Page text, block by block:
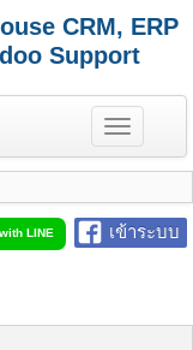
CRM, ERP
Support
T
o
g
l
e
n
a
a
เข้าระบบ
LINE